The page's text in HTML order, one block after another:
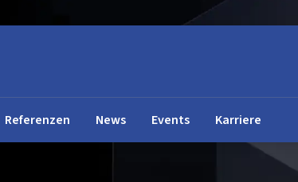
Referenzen News Events Karriere